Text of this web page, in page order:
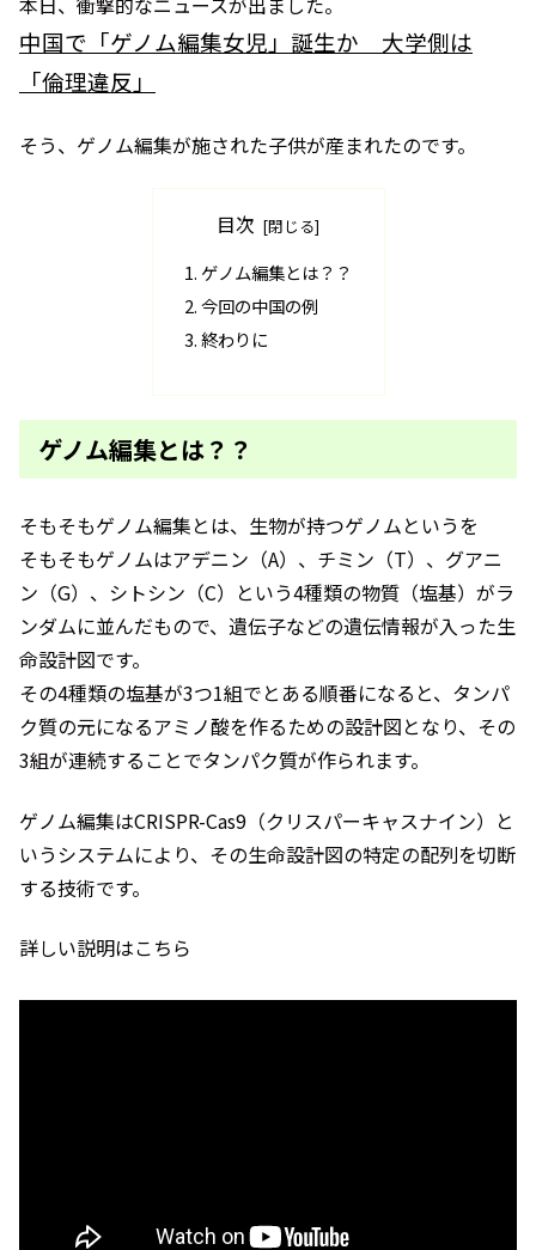
中国で「ゲノム編集女児」誕生か 大学側は
「倫理違反」
そう、ゲノム編集が施された子供が産まれたのです。
目次
ゲノム編集とは？？
今回の中国の例
終わりに
ゲノム編集とは？？
そもそもゲノム編集とは、生物が持つゲノムというを
そもそもゲノムはアデニン（A）、チミン（T）、グアニ
ン（G）、シトシン（C）という4種類の物質（塩基）がラ
ンダムに並んだもので、遺伝子などの遺伝情報が入った生
命設計図です。
その4種類の塩基が3つ1組でとある順番になると、タンパ
ク質の元になるアミノ酸を作るための設計図となり、その
3組が連続することでタンパク質が作られます。
ゲノム編集はCRISPR-Cas9（クリスパーキャスナイン）と
いうシステムにより、その生命設計図の特定の配列を切断
する技術です。
詳しい説明はこちら